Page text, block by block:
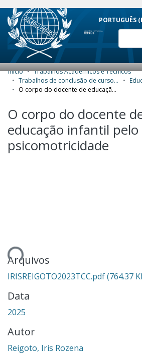
BRAZIL
Simplifique!
Comunica BR
Participe
Acesso à informação
Canais
PORTUGUÊS
COMUNIDADES E COLEÇÕES
ESTATÍSTICAS
SOBRE
Início
Trabalhos Acadêmicos e Técnicos
Trabalhos de conclusão de curso de Especialização
O corpo do docente de educação infantil pelo olhar da psicomotricidade
O corpo do docente
educação infantil
psicomotricidade
Carregando...
Arquivos
IRISREIGOTO2023TCC.pdf(764.37
Data
2025
Autor
Reigoto, Iris Rozena